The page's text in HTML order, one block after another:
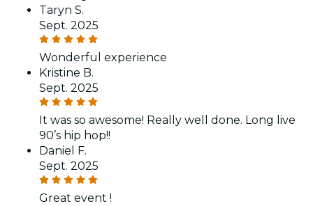
Taryn S.
Sept. 2025
Wonderful experience
Kristine B.
Sept. 2025
It was so awesome! Really well done. Long live
90’s hip hop!!
Daniel F.
Sept. 2025
Great event !